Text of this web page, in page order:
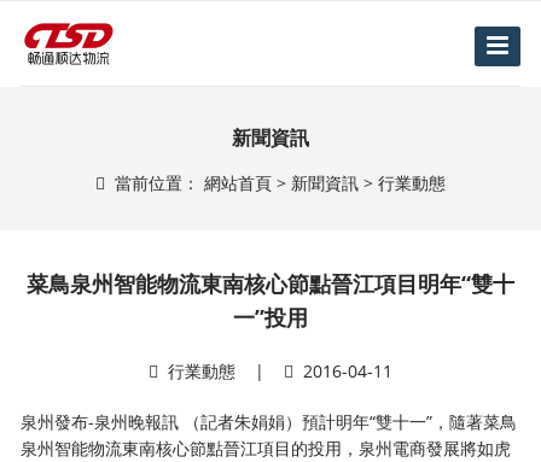
新聞資訊
當前位置： 網站首頁> 新聞資訊> 行業動態
菜鳥泉州智能物流東南核心節點晉江項目明年“雙十
一”投用
行業動態| 2016-04-11
泉州發布-泉州晚報訊 （記者朱娟娟）預計明年“雙十一”，隨著菜鳥
泉州智能物流東南核心節點晉江項目的投用，泉州電商發展將如虎